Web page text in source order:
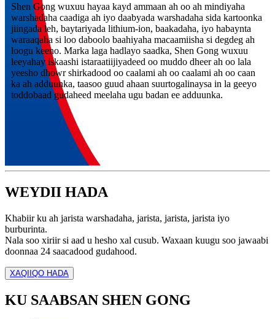
Shen Gong wuxuu hayaa kayd ammaan ah oo ah mindiyaha
warshadaha caadiga ah iyo daabyada warshadaha sida kartoonka
jiingada leh, baytariyada lithium-ion, baakadaha, iyo habaynta
waraaqaha si loo daboolo baahiyaha macaamiisha si degdeg ah
loogu keeno. Marka laga hadlayo saadka, Shen Gong wuxuu
leeyahay iskaashi istaraatiijiyadeed oo muddo dheer ah oo lala
yeesho dhowr shirkadood oo caalami ah oo caalami ah oo caan
ka ah adduunka, taasoo guud ahaan suurtogalinaysa in la geeyo
toddobaad gudaheed meelaha ugu badan ee adduunka.
WEYDII HADA
Khabiir ku ah jarista warshadaha, jarista, jarista, jarista iyo
burburinta.
Nala soo xiriir si aad u hesho xal cusub. Waxaan kuugu soo jawaabi
doonnaa 24 saacadood gudahood.
XAQIIQO HADA
KU SAABSAN SHEN GONG